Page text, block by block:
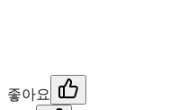
좋아요